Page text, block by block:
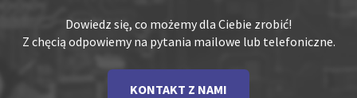
Dowiedz się, co możemy dla Ciebie zrobić!
Z chęcią odpowiemy na pytania mailowe lub telefoniczne.
KONTAKT Z NAMI